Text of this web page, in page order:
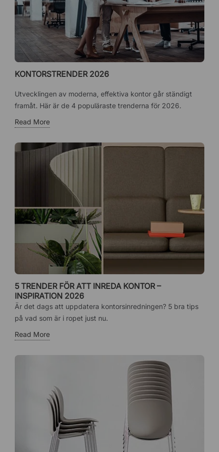
KONTORSTRENDER 2026
Utvecklingen av moderna, effektiva kontor går ständigt
framåt. Här är de 4 populäraste trenderna för 2026.
Read More
5 TRENDER FÖR ATT INREDA KONTOR –
INSPIRATION 2026
Är det dags att uppdatera kontorsinredningen? 5 bra tips
på vad som är i ropet just nu.
Read More